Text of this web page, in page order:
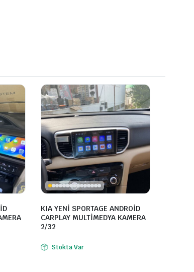
KIA YENİ SPORTAGE ANDROİD
CARPLAY MULTİMEDYA KAMERA
2/32
Stokta Var